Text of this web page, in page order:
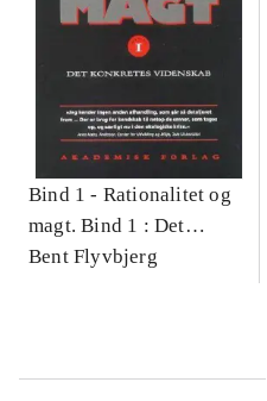
Bind 1 - Rationalitet og
magt. Bind 1 : Det
konkretes videnskab
Bent Flyvbjerg